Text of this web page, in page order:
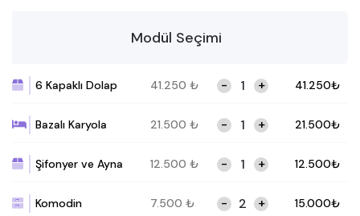
Modül Seçimi
6 Kapaklı Dolap 41.250 ₺ - + 41.250₺
Bazalı Karyola 21.500 ₺ - + 21.500₺
Şifonyer ve Ayna 12.500 ₺ - + 12.500₺
Komodin 7.500 ₺ - + 15.000₺